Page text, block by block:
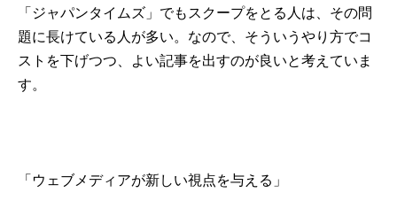
「ジャパンタイムズ」でもスクープをとる人は、その問
題に長けている人が多い。なので、そういうやり方でコ
ストを下げつつ、よい記事を出すのが良いと考えていま
す。
「ウェブメディアが新しい視点を与える」